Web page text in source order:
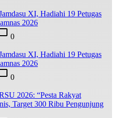
XI, Hadiahi 19 Petugas
2026
0
XI, Hadiahi 19 Petugas
2026
0
2026: “Pesta Rakyat
Target 300 Ribu Pengunjung